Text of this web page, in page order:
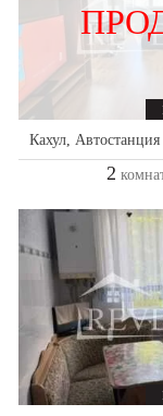
Кахул,Автостанция
2